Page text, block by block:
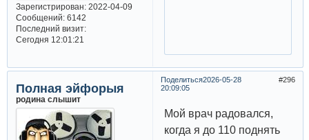
Зарегистрирован: 2022-04-09
Сообщений:6142
Последний визит:
Сегодня 12:01:21
Поделиться 296
2026-05-28
20:09:05
Полная эйфорыя
родина слышит
Мой врач радовался,
когда я до 110 поднять